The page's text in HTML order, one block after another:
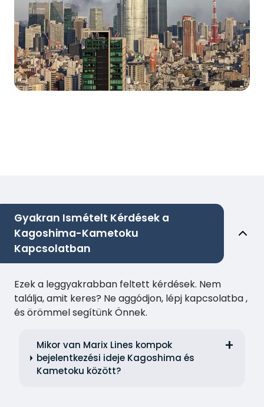
Gyakran Ismételt Kérdések a
Kagoshima-Kametoku
Kapcsolatban
Ezek a leggyakrabban feltett kérdések. Nem
találja, amit keres? Ne aggódjon, lépj kapcsolatba ,
és örömmel segítünk Önnek.
Mikor van Marix Lines kompok
bejelentkezési ideje Kagoshima és
Kametoku között?